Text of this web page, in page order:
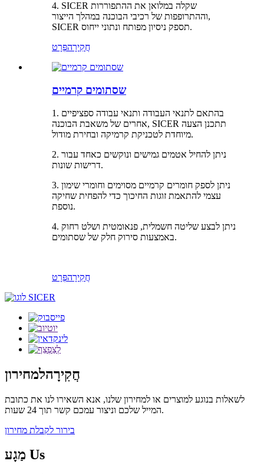
4. SICER שקלה במלואן את ההתפוררות
וההתרופפות של רכיבי הבוכנה במהלך הייצור,
SICER תספק ניסיון מפותח ונתוני ייחוס.
חֲקִירָהפְּרָט
שסתומים קרמיים
1. בהתאם לתנאי העבודה ותנאי עבודה ספציפיים
אחרים של משאבת הבוכנה, SICER תתכנן הצעה
מיוחדת לטכניקת קרמיקה ובחירת מודול.
2. ניתן להחיל אטמים גמישים ונוקשים כאחד עבור
דרישות שונות.
3. ניתן לספק חומרים קרמיים מסוימים וחומרי שימון
עצמי להתאמת זוגות החיכוך כדי להפחית שחיקה
נוספת.
4. ניתן לבצע שליטה חשמלית, פנאומטית ושלט רחוק
באמצעות סירוק חלק של שסתומים.
חֲקִירָהפְּרָט
חֲקִירָהלמחירון
לשאלות בנוגע למוצרים או למחירון שלנו, אנא השאירו לנו את כתובת
המייל שלכם וניצור עמכם קשר תוך 24 שעות.
בירור לקבלת מחירון
מַגָע Us